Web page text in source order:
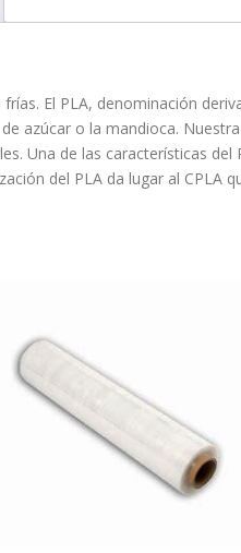
El PLA, denominación
azúcar o la mandioca.
Una de las características
del PLA da lugar al CPLA